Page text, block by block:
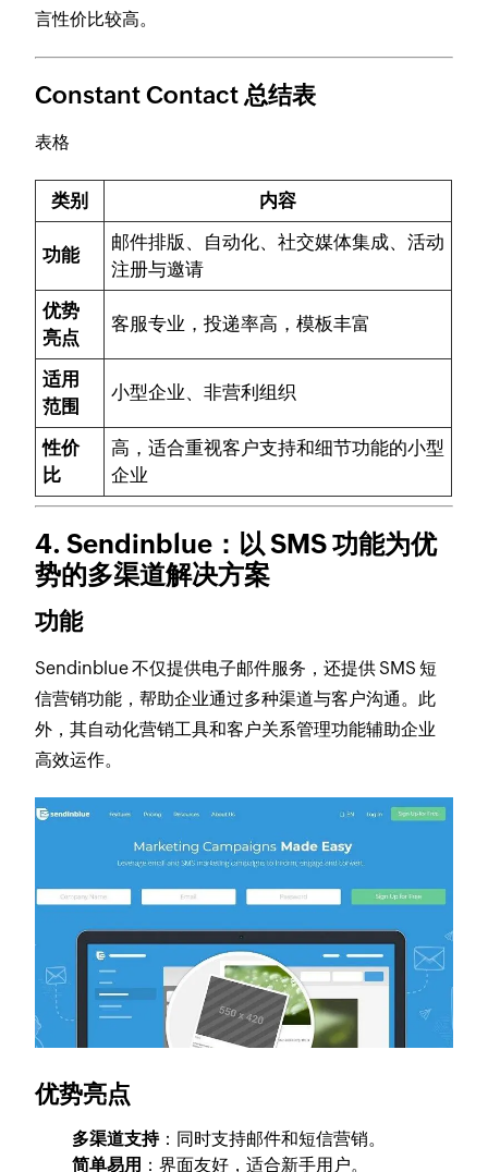
言性价比较高。
Constant Contact 总结表
表格
类别 内容
功能
邮件排版、自动化、社交媒体集成、活动
注册与邀请
优势
亮点
客服专业，投递率高，模板丰富
适用
范围
小型企业、非营利组织
性价
比
高，适合重视客户支持和细节功能的小型
企业
4. Sendinblue：以 SMS 功能为优
势的多渠道解决方案
功能
Sendinblue 不仅提供电子邮件服务，还提供 SMS 短
信营销功能，帮助企业通过多种渠道与客户沟通。此
外，其自动化营销工具和客户关系管理功能辅助企业
高效运作。
优势亮点
多渠道支持：同时支持邮件和短信营销。
简单易用 ：界面友好，适合新手用户。